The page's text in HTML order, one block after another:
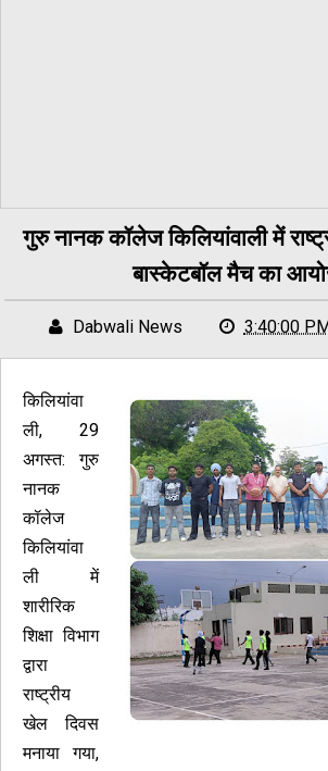
गुरु नानक कॉलेज किलियांवाली में
बास्केटबॉल मैच का
Dabwali News 3:40:00
किलियांवा
ली, 29
अगस्त: गुरु
नानक
कॉलेज
किलियांवा
ली में
शारीरिक
शिक्षा विभाग
द्वारा
राष्ट्रीय
खेल दिवस
मनाया गया,